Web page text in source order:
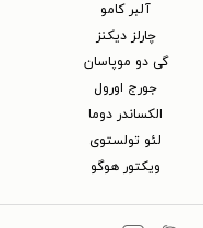
آلبر کامو
چارلز دیکنز
گی دو موپاسان
جورج اورول
الکساندر دوما
لئو تولستوی
ویکتور هوگو